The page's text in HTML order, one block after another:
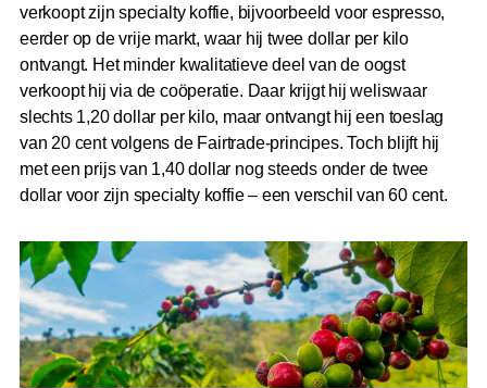
verkoopt zijn specialty koffie, bijvoorbeeld voor espresso,
eerder op de vrije markt, waar hij twee dollar per kilo
ontvangt. Het minder kwalitatieve deel van de oogst
verkoopt hij via de coöperatie. Daar krijgt hij weliswaar
slechts 1,20 dollar per kilo, maar ontvangt hij een toeslag
van 20 cent volgens de Fairtrade-principes. Toch blijft hij
met een prijs van 1,40 dollar nog steeds onder de twee
dollar voor zijn specialty koffie – een verschil van 60 cent.